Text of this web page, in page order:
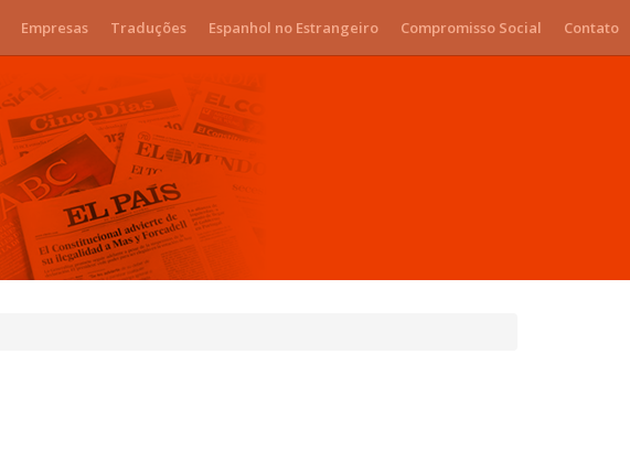
Empresas Traduções Espanhol no Estrangeiro Compromisso Social Contato